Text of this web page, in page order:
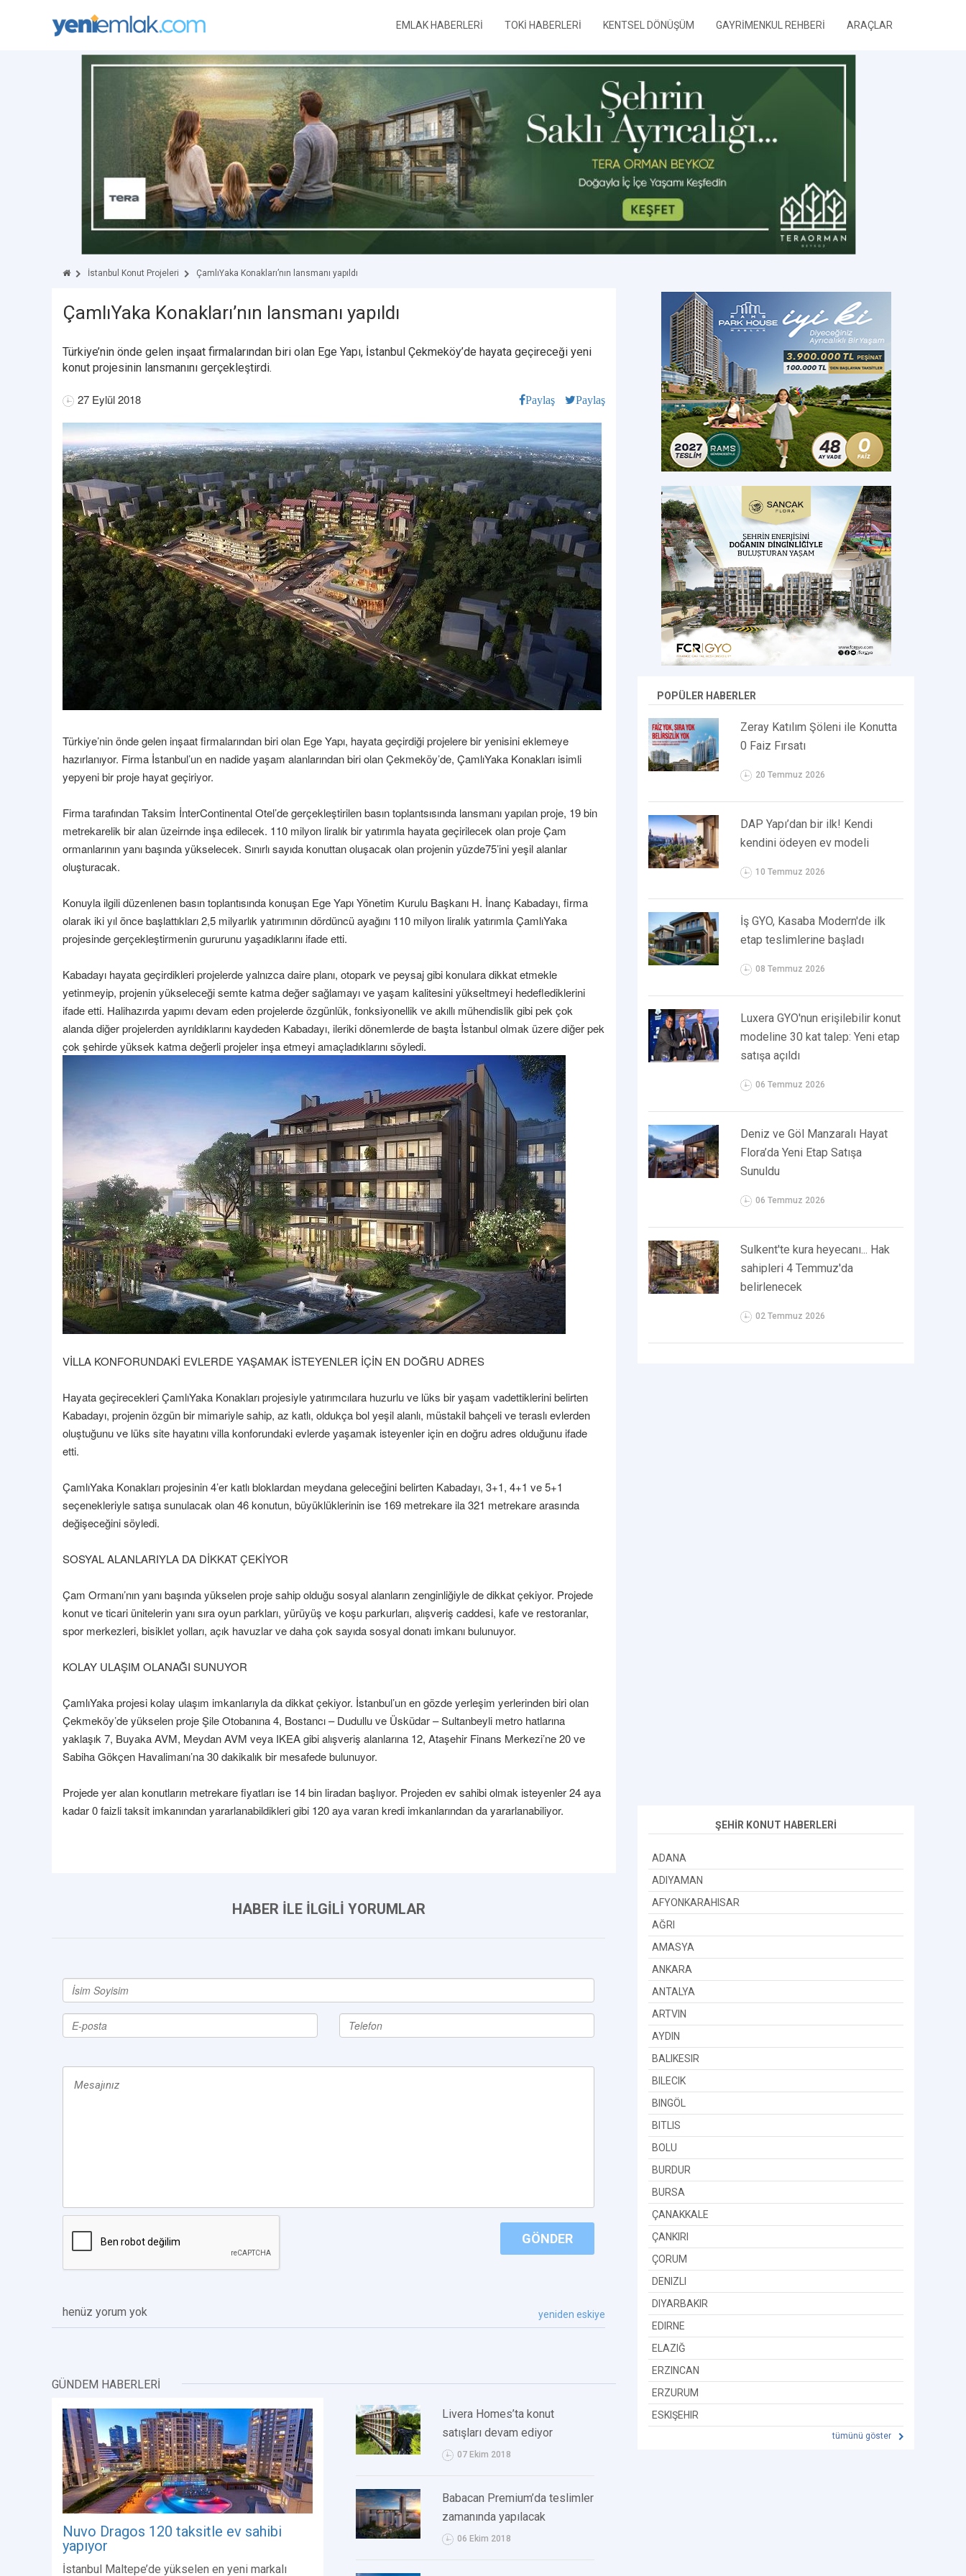
EMLAK HABERLERİ TOKİ HABERLERİ KENTSEL DÖNÜŞÜM GAYRİMENKUL REHBERİ ARAÇLAR
İstanbul Konut Projeleri ÇamlıYaka Konakları’nın lansmanı yapıldı
ÇamlıYaka Konakları’nın lansmanı yapıldı
Türkiye’nin önde gelen inşaat firmalarından biri olan Ege Yapı, İstanbul Çekmeköy’de hayata geçireceği yeni
konut projesinin lansmanını gerçekleştirdi.
27 Eylül 2018 Paylaş Paylaş
Türkiye’nin önde gelen inşaat firmalarından biri olan Ege Yapı, hayata geçirdiği projelere bir yenisini eklemeye
hazırlanıyor. Firma İstanbul’un en nadide yaşam alanlarından biri olan Çekmeköy’de, ÇamlıYaka Konakları isimli
yepyeni bir proje hayat geçiriyor.
Firma tarafından Taksim İnterContinental Otel’de gerçekleştirilen basın toplantsısında lansmanı yapılan proje, 19 bin
metrekarelik bir alan üzeirnde inşa edilecek. 110 milyon liralık bir yatırımla hayata geçirilecek olan proje Çam
ormanlarının yanı başında yükselecek. Sınırlı sayıda konuttan oluşacak olan projenin yüzde75’ini yeşil alanlar
oluşturacak.
Konuyla ilgili düzenlenen basın toplantısında konuşan Ege Yapı Yönetim Kurulu Başkanı H. İnanç Kabadayı, firma
olarak iki yıl önce başlattıkları 2,5 milyarlık yatırımının dördüncü ayağını 110 milyon liralık yatırımla ÇamlıYaka
projesinde gerçekleştirmenin gururunu yaşadıklarını ifade etti.
Kabadayı hayata geçirdikleri projelerde yalnızca daire planı, otopark ve peysaj gibi konulara dikkat etmekle
yetinmeyip, projenin yükseleceği semte katma değer sağlamayı ve yaşam kalitesini yükseltmeyi hedeflediklerini
ifade etti. Halihazırda yapımı devam eden projelerde özgünlük, fonksiyonellik ve akıllı mühendislik gibi pek çok
alanda diğer projelerden ayrıldıklarını kaydeden Kabadayı, ileriki dönemlerde de başta İstanbul olmak üzere diğer pek
çok şehirde yüksek katma değerli projeler inşa etmeyi amaçladıklarını söyledi.
VİLLA KONFORUNDAKİ EVLERDE YAŞAMAK İSTEYENLER İÇİN EN DOĞRU ADRES
Hayata geçirecekleri ÇamlıYaka Konakları projesiyle yatırımcılara huzurlu ve lüks bir yaşam vadettiklerini belirten
Kabadayı, projenin özgün bir mimariyle sahip, az katlı, oldukça bol yeşil alanlı, müstakil bahçeli ve teraslı evlerden
oluştuğunu ve lüks site hayatını villa konforundaki evlerde yaşamak isteyenler için en doğru adres olduğunu ifade
etti.
ÇamlıYaka Konakları projesinin 4’er katlı bloklardan meydana geleceğini belirten Kabadayı, 3+1, 4+1 ve 5+1
seçenekleriyle satışa sunulacak olan 46 konutun, büyüklüklerinin ise 169 metrekare ila 321 metrekare arasında
değişeceğini söyledi.
SOSYAL ALANLARIYLA DA DİKKAT ÇEKİYOR
Çam Ormanı’nın yanı başında yükselen proje sahip olduğu sosyal alanların zenginliğiyle de dikkat çekiyor. Projede
konut ve ticari ünitelerin yanı sıra oyun parkları, yürüyüş ve koşu parkurları, alışveriş caddesi, kafe ve restoranlar,
spor merkezleri, bisiklet yolları, açık havuzlar ve daha çok sayıda sosyal donatı imkanı bulunuyor.
KOLAY ULAŞIM OLANAĞI SUNUYOR
ÇamlıYaka projesi kolay ulaşım imkanlarıyla da dikkat çekiyor. İstanbul’un en gözde yerleşim yerlerinden biri olan
Çekmeköy’de yükselen proje Şile Otobanına 4, Bostancı – Dudullu ve Üsküdar – Sultanbeyli metro hatlarına
yaklaşık 7, Buyaka AVM, Meydan AVM veya IKEA gibi alışveriş alanlarına 12, Ataşehir Finans Merkezi’ne 20 ve
Sabiha Gökçen Havalimanı’na 30 dakikalık bir mesafede bulunuyor.
Projede yer alan konutların metrekare fiyatları ise 14 bin liradan başlıyor. Projeden ev sahibi olmak isteyenler 24 aya
kadar 0 faizli taksit imkanından yararlanabildikleri gibi 120 aya varan kredi imkanlarından da yararlanabiliyor.
HABER İLE İLGİLİ YORUMLAR
GÖNDER
henüz yorum yok yeniden eskiye
GÜNDEM HABERLERİ
Nuvo Dragos 120 taksitle ev sahibi
yapıyor
İstanbul Maltepe’de yükselen en yeni markalı
Livera Homes’ta konut
satışları devam ediyor
07 Ekim 2018
Babacan Premium’da teslimler
zamanında yapılacak
06 Ekim 2018
POPÜLER HABERLER
Zeray Katılım Şöleni ile Konutta
0 Faiz Fırsatı
20 Temmuz 2026
DAP Yapı’dan bir ilk! Kendi
kendini ödeyen ev modeli
10 Temmuz 2026
İş GYO, Kasaba Modern'de ilk
etap teslimlerine başladı
08 Temmuz 2026
Luxera GYO'nun erişilebilir konut
modeline 30 kat talep: Yeni etap
satışa açıldı
06 Temmuz 2026
Deniz ve Göl Manzaralı Hayat
Flora’da Yeni Etap Satışa
Sunuldu
06 Temmuz 2026
Sulkent'te kura heyecanı... Hak
sahipleri 4 Temmuz'da
belirlenecek
02 Temmuz 2026
ŞEHİR KONUT HABERLERİ
ADANA
ADIYAMAN
AFYONKARAHISAR
AĞRI
AMASYA
ANKARA
ANTALYA
ARTVIN
AYDIN
BALIKESIR
BILECIK
BINGÖL
BITLIS
BOLU
BURDUR
BURSA
ÇANAKKALE
ÇANKIRI
ÇORUM
DENIZLI
DIYARBAKIR
EDIRNE
ELAZIĞ
ERZINCAN
ERZURUM
ESKIŞEHIR
tümünü göster